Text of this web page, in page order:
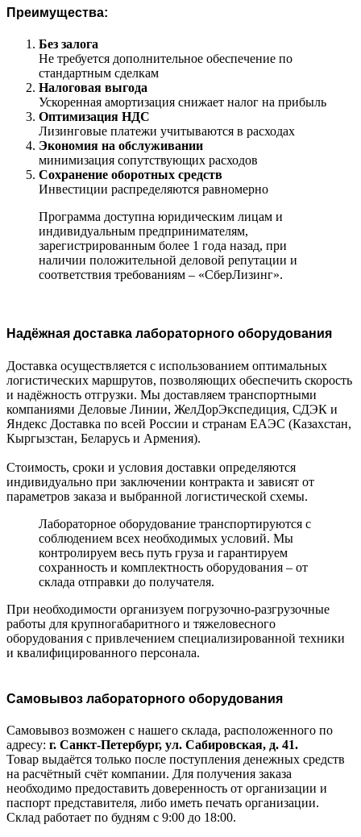
Преимущества:
Без залога
Не требуется дополнительное обеспечение по
стандартным сделкам
Налоговая выгода
Ускоренная амортизация снижает налог на прибыль
Оптимизация НДС
Лизинговые платежи учитываются в расходах
Экономия на обслуживании
минимизация сопутствующих расходов
Сохранение оборотных средств
Инвестиции распределяются равномерно
Программа доступна юридическим лицам и
индивидуальным предпринимателям,
зарегистрированным более 1 года назад, при
наличии положительной деловой репутации и
соответствия требованиям – «СберЛизинг».
Надёжная доставка лабораторного оборудования
Доставка осуществляется с использованием оптимальных
логистических маршрутов, позволяющих обеспечить скорость
и надёжность отгрузки. Мы доставляем транспортными
компаниями Деловые Линии, ЖелДорЭкспедиция, СДЭК и
Яндекс Доставка по всей России и странам ЕАЭС (Казахстан,
Кыргызстан, Беларусь и Армения).
Стоимость, сроки и условия доставки определяются
индивидуально при заключении контракта и зависят от
параметров заказа и выбранной логистической схемы.
Лабораторное оборудование транспортируются с
соблюдением всех необходимых условий. Мы
контролируем весь путь груза и гарантируем
сохранность и комплектность оборудования – от
склада отправки до получателя.
При необходимости организуем погрузочно-разгрузочные
работы для крупногабаритного и тяжеловесного
оборудования с привлечением специализированной техники
и квалифицированного персонала.
Самовывоз лабораторного оборудования
Самовывоз возможен с нашего склада, расположенного по
адресу: г. Санкт-Петербург, ул. Сабировская, д. 41.
Товар выдаётся только после поступления денежных средств
на расчётный счёт компании. Для получения заказа
необходимо предоставить доверенность от организации и
паспорт представителя, либо иметь печать организации.
Склад работает по будням с 9:00 до 18:00.